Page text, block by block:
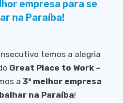
empresa para se
na Paraíba!
temos a alegria
Great Place to Work –
a 3ª melhor empresa
na Paraíba!